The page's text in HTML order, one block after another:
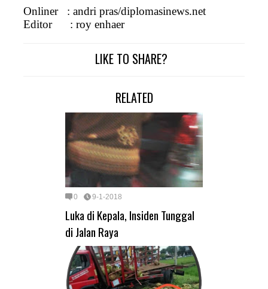
Onliner : andri pras/diplomasinews.net
Editor : roy enhaer
LIKE TO SHARE?
RELATED
0 9-1-2018
Luka di Kepala, Insiden Tunggal
di Jalan Raya